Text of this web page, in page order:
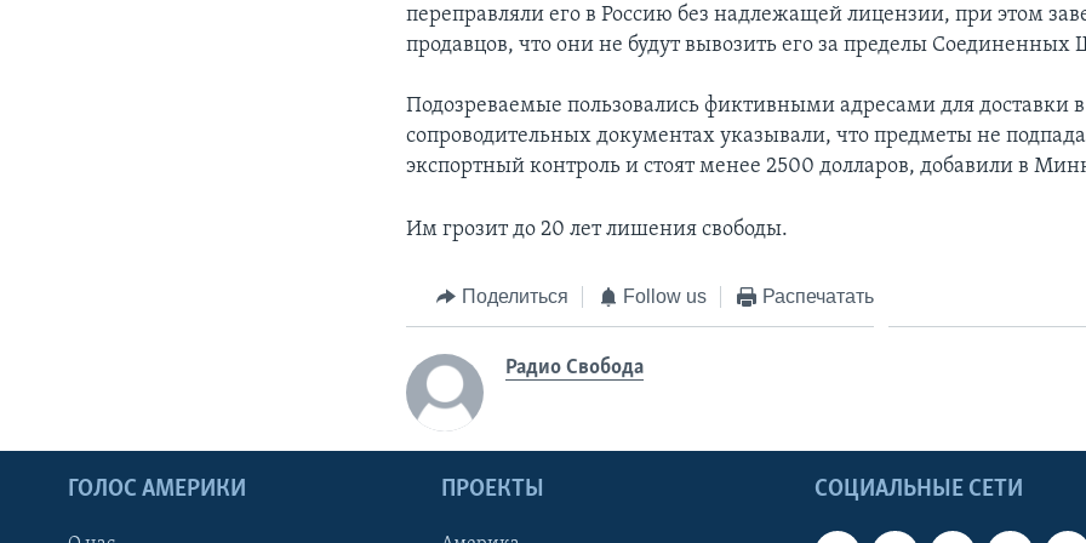
переправляли его в Россию без надлежащей лицензии, при этом
продавцов, что они не будут вывозить его за пределы Соединенных
Подозреваемые пользовались фиктивными адресами для доставки
сопроводительных документах указывали, что предметы не
экспортный контроль и стоят менее 2500 долларов, добавили в
Им грозит до 20 лет лишения свободы.
Поделиться Follow us Распечатать
Радио Свобода
СОЦИАЛЬНЫЕ СЕТИ
ГОЛОС АМЕРИКИ ПРОЕКТЫ